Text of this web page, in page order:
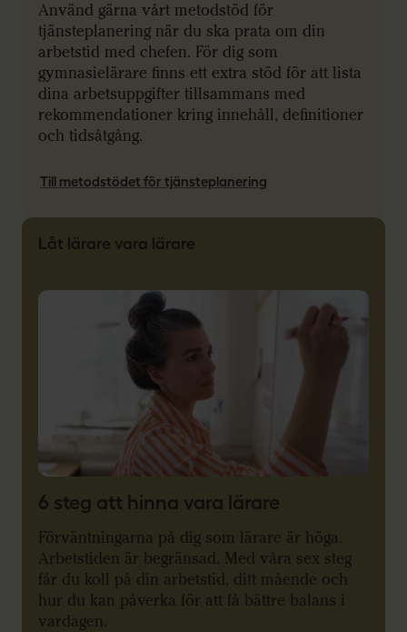
Använd gärna vårt metodstöd för
tjänsteplanering när du ska prata om din
arbetstid med chefen. För dig som
gymnasielärare finns ett extra stöd för att lista
dina arbetsuppgifter tillsammans med
rekommendationer kring innehåll, definitioner
och tidsåtgång.
Till metodstödet för tjänsteplanering
Låt lärare vara lärare
6 steg att hinna vara lärare
Förväntningarna på dig som lärare är höga.
Arbetstiden är begränsad. Med våra sex steg
får du koll på din arbetstid, ditt mående och
hur du kan påverka för att få bättre balans i
vardagen.